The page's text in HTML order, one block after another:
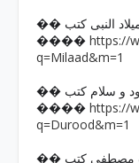
میلاد النبی کتب
���� https://
q=Milaad&m=1
و سلام کتب
���� https://
q=Durood&m=1
مصطفی کتب